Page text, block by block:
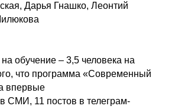
Дарья Гнашко, Леонтий
обучение – 3,5 человека на
что программа «Современный
впервые
СМИ, 11 постов в телеграм-